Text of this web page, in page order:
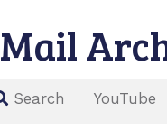
Mail
Search YouTube